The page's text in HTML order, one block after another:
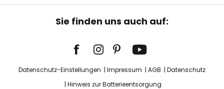
Sie finden uns auch auf:
Datenschutz-Einstellungen Impressum AGB
Datenschutz
Hinweis zur Batterieentsorgung